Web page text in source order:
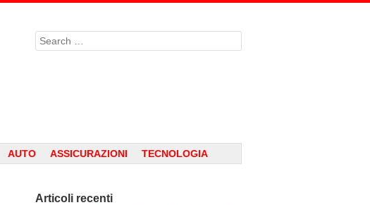
Search
AUTO ASSICURAZIONI TECNOLOGIA
Articoli recenti